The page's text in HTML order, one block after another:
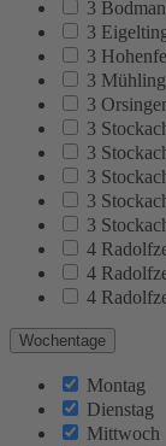
3
3
3
3
3
3
3
3
3
3
4
4
4
Wochentage
Montag
Dienstag
Mittwoch